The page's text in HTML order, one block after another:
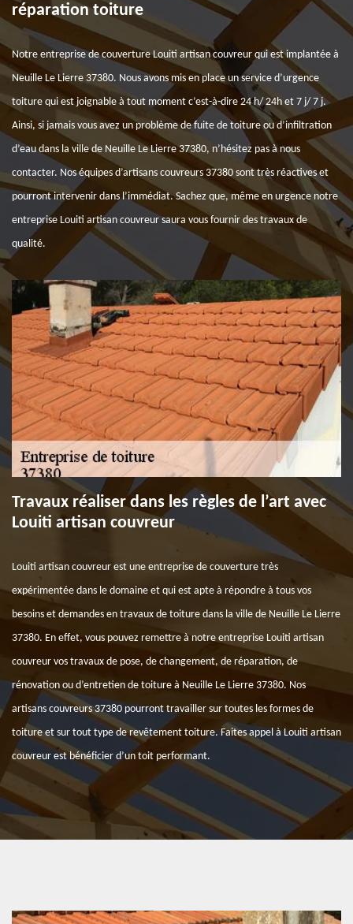
réparation toiture
Notre entreprise de couverture Louiti artisan couvreur qui est implantée à
Neuille Le Lierre 37380. Nous avons mis en place un service d’urgence
toiture qui est joignable à tout moment c’est-à-dire 24 h/ 24h et 7 j/ 7 j.
Ainsi, si jamais vous avez un problème de fuite de toiture ou d’infiltration
d’eau dans la ville de Neuille Le Lierre 37380, n’hésitez pas à nous
contacter. Nos équipes d’artisans couvreurs 37380 sont très réactives et
pourront intervenir dans l’immédiat. Sachez que, même en urgence notre
entreprise Louiti artisan couvreur saura vous fournir des travaux de
qualité.
Travaux réaliser dans les règles de l’art avec
Louiti artisan couvreur
Louiti artisan couvreur est une entreprise de couverture très
expérimentée dans le domaine et qui est apte à répondre à tous vos
besoins et demandes en travaux de toiture dans la ville de Neuille Le Lierre
37380. En effet, vous pouvez remettre à notre entreprise Louiti artisan
couvreur vos travaux de pose, de changement, de réparation, de
rénovation ou d’entretien de toiture à Neuille Le Lierre 37380. Nos
artisans couvreurs 37380 pourront travailler sur toutes les formes de
toiture et sur tout type de revêtement toiture. Faites appel à Louiti artisan
couvreur est bénéficier d’un toit performant.